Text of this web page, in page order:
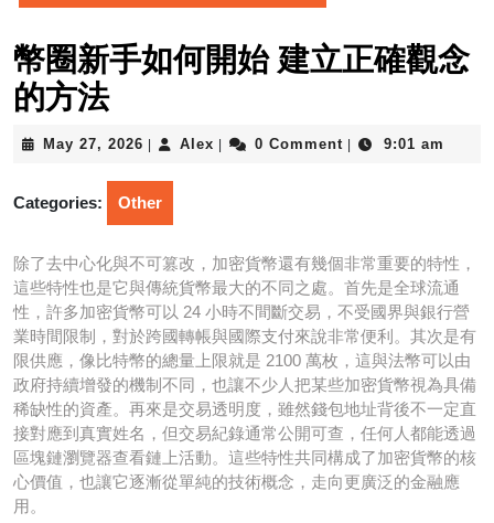
幣圈新手如何開始 建立正確觀念
的方法
May 27, 2026 May
2026
Alex Alex 0 Comment 9:01 am
Categories: Other
除了去中心化與不可篡改，加密貨幣還有幾個非常重要的特性，
這些特性也是它與傳統貨幣最大的不同之處。首先是全球流通
性，許多加密貨幣可以 24 小時不間斷交易，不受國界與銀行營
業時間限制，對於跨國轉帳與國際支付來說非常便利。其次是有
限供應，像比特幣的總量上限就是 2100 萬枚，這與法幣可以由
政府持續增發的機制不同，也讓不少人把某些加密貨幣視為具備
稀缺性的資產。再來是交易透明度，雖然錢包地址背後不一定直
接對應到真實姓名，但交易紀錄通常公開可查，任何人都能透過
區塊鏈瀏覽器查看鏈上活動。這些特性共同構成了加密貨幣的核
心價值，也讓它逐漸從單純的技術概念，走向更廣泛的金融應
用。